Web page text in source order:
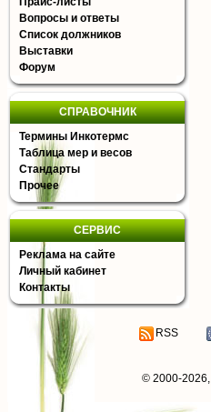
Вопросы и ответы
Список должников
Выставки
Форум
СПРАВОЧНИК
Термины Инкотермс
Таблица мер и весов
Стандарты
Прочее
СЕРВИС
Реклама на сайте
Личный кабинет
Контакты
RSS
© 2000-2026,